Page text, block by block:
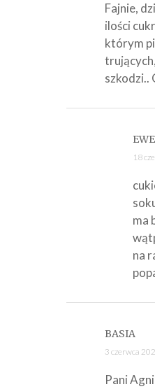
Fajnie,
ilości
którym
szkodzi..
18
ma
na
BASIA
3 czerwca
Pani